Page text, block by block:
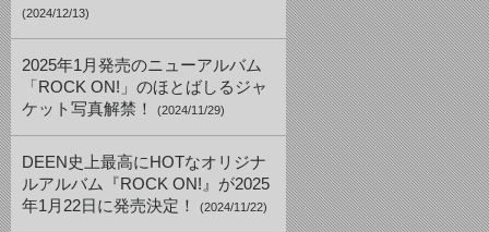
(2024/12/13)
2025年1月発売のニューアルバム
「ROCK ON!」のほとばしるジャ
ケット写真解禁！
(2024/11/29)
DEEN史上最高にHOTなオリジナ
ルアルバム『ROCK ON!』が2025
年1月22日に発売決定！
(2024/11/22)